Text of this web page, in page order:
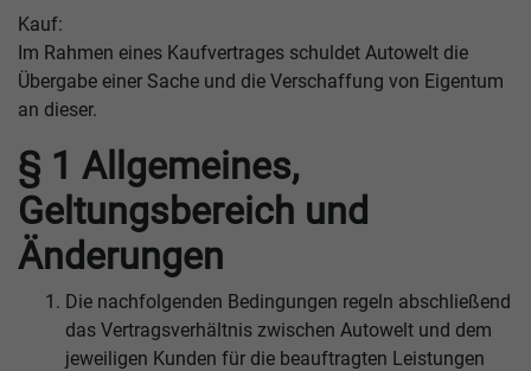
Kauf:
Im Rahmen eines Kaufvertrages schuldet Autowelt die
Übergabe einer Sache und die Verschaffung von Eigentum
an dieser.
§ 1 Allgemeines,
Geltungsbereich und
Änderungen
Die nachfolgenden Bedingungen regeln abschließend
das Vertragsverhältnis zwischen Autowelt und dem
jeweiligen Kunden für die beauftragten Leistungen